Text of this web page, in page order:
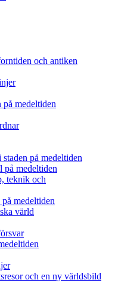
och antiken
medeltiden
på medeltiden
på medeltiden
teknik och
medeltiden
värld
och en ny världsbild